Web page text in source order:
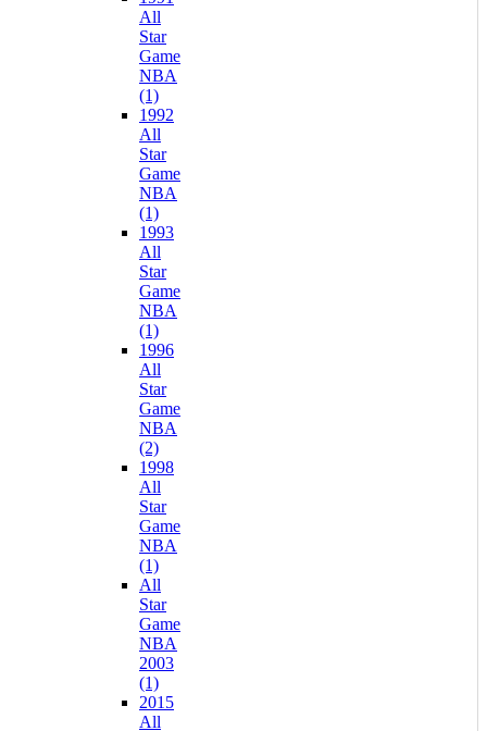
All
Star
Game
NBA
(1)
1992
All
Star
Game
NBA
(1)
1993
All
Star
Game
NBA
(1)
1996
All
Star
Game
NBA
(2)
1998
All
Star
Game
NBA
(1)
All
Star
Game
NBA
2003
(1)
2015
All